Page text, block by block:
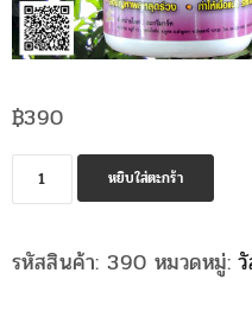
฿390
จำนวน
สาร
ผสม
หยิบใส่ตะกร้า
รหัสสินค้า:390 หมวดหมู่: